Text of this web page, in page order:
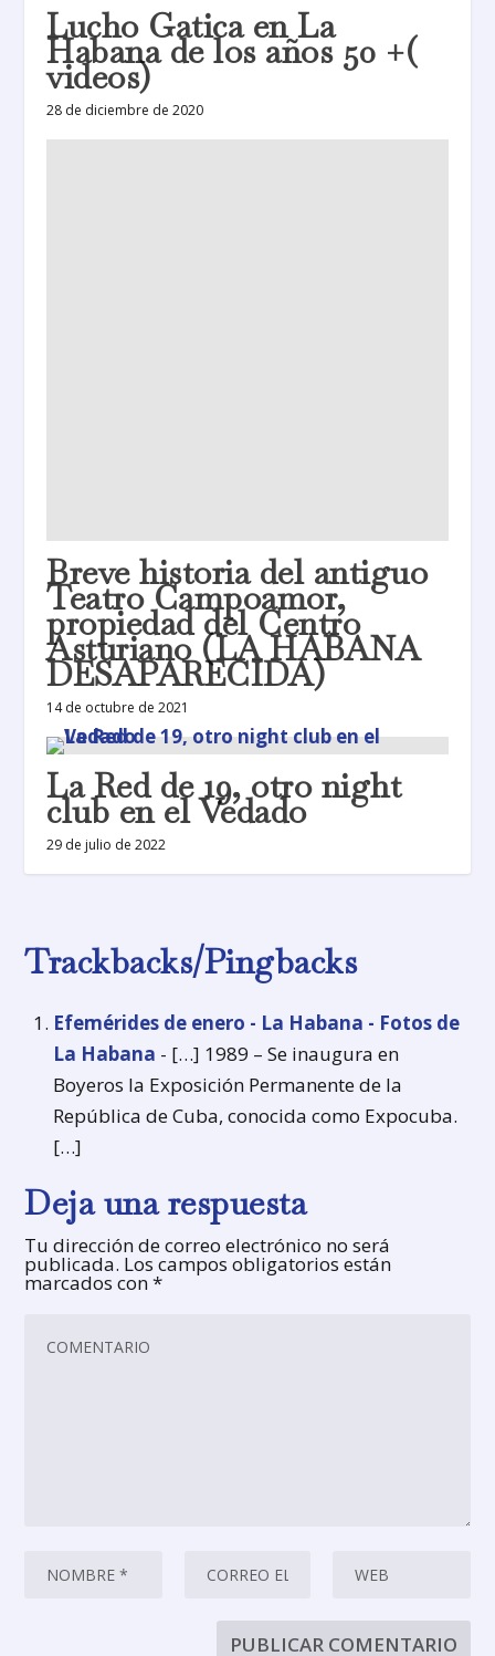
Lucho Gatica en La
Habana de los años 50 +(
videos)
28 de diciembre de 2020
Breve historia del antiguo
Teatro Campoamor,
propiedad del Centro
Asturiano (LA HABANA
DESAPARECIDA)
14 de octubre de 2021
La Red de 19, otro night
club en el Vedado
29 de julio de 2022
Trackbacks/Pingbacks
Efemérides de enero - La Habana - Fotos de
La Habana - […] 1989 – Se inaugura en
Boyeros la Exposición Permanente de la
República de Cuba, conocida como Expocuba.
[…]
Deja una respuesta
Tu dirección de correo electrónico no será
publicada. Los campos obligatorios están
marcados con*